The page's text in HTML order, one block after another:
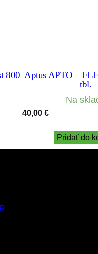
800 Aptus APTO –
tbl.
Na
40,00 €
Pridať do